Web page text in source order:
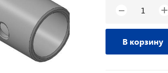
− +
В корзину